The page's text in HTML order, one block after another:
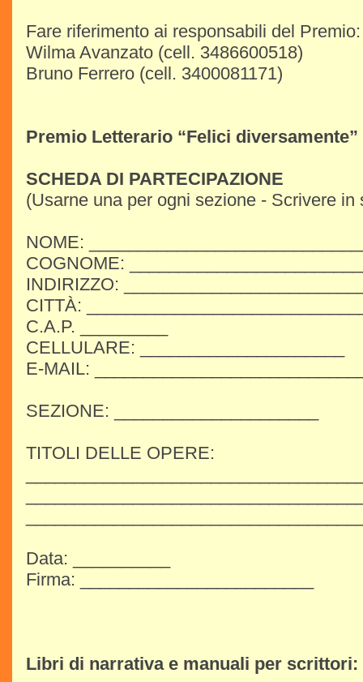
Fare riferimento ai responsabili del Premio:
Wilma Avanzato (cell. 3486600518)
Bruno Ferrero (cell. 3400081171)
Premio Letterario “Felici
SCHEDA DI PARTECIPAZIONE
(Usarne una per ogni sezione - Scrivere in
NOME:
COGNOME:
INDIRIZZO:
CITTÀ:
C.A.P. _________
CELLULARE: _____________________
E-MAIL:
SEZIONE: _____________________
TITOLI DELLE OPERE:
Data: __________
Firma: ________________________
Libri di narrativa e manuali per scrittori: